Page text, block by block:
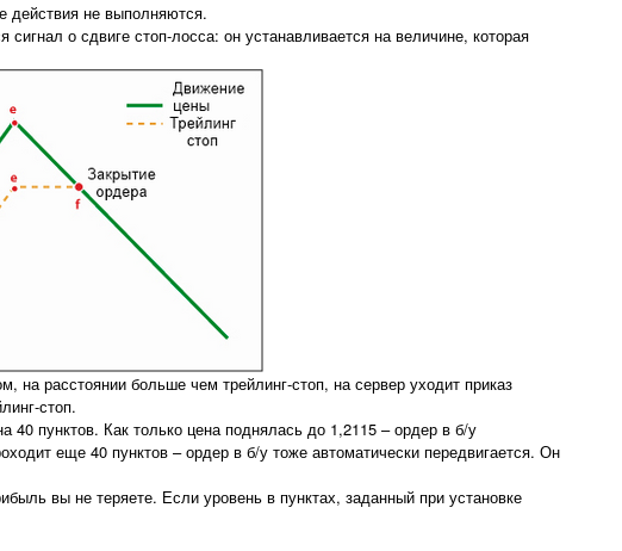
действия не выполняются.
о сдвиге стоп-лосса: он устанавливается на величине, которая
на расстоянии больше чем трейлинг-стоп, на сервер уходит приказ
стоп.
40 пунктов. Как только цена поднялась до 1,2115 – ордер в б/у
еще 40 пунктов – ордер в б/у тоже автоматически передвигается. Он
вы не теряете. Если уровень в пунктах, заданный при установке